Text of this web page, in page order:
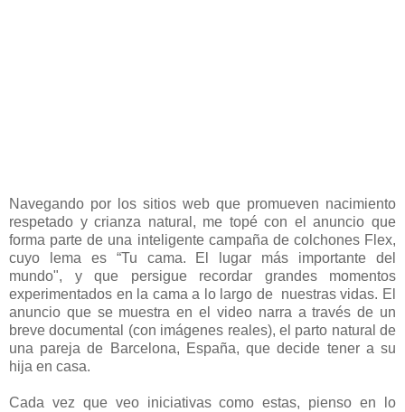
Navegando por los sitios web que promueven nacimiento
respetado y crianza natural, me topé con el anuncio que
forma parte de una inteligente campaña de colchones Flex,
cuyo lema es “Tu cama. El lugar más importante del
mundo", y que persigue recordar grandes momentos
experimentados en la cama a lo largo de nuestras vidas. El
anuncio que se muestra en el video narra a través de un
breve documental (con imágenes reales), el parto natural de
una pareja de Barcelona, España, que decide tener a su
hija en casa.
Cada vez que veo iniciativas como estas, pienso en lo